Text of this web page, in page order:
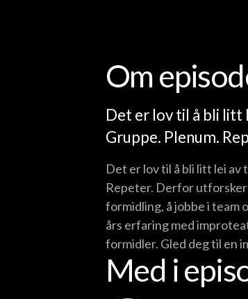
Om
Det er lov til å bli litt
Gruppe. Plenum.
Det er lov til å bli litt lei
Repeter. Derfor
formidling, å jobbe i team
års erfaring med
formidler. Gled deg til en
Med i